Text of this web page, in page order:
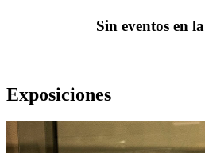
Sin eventos en
Exposiciones